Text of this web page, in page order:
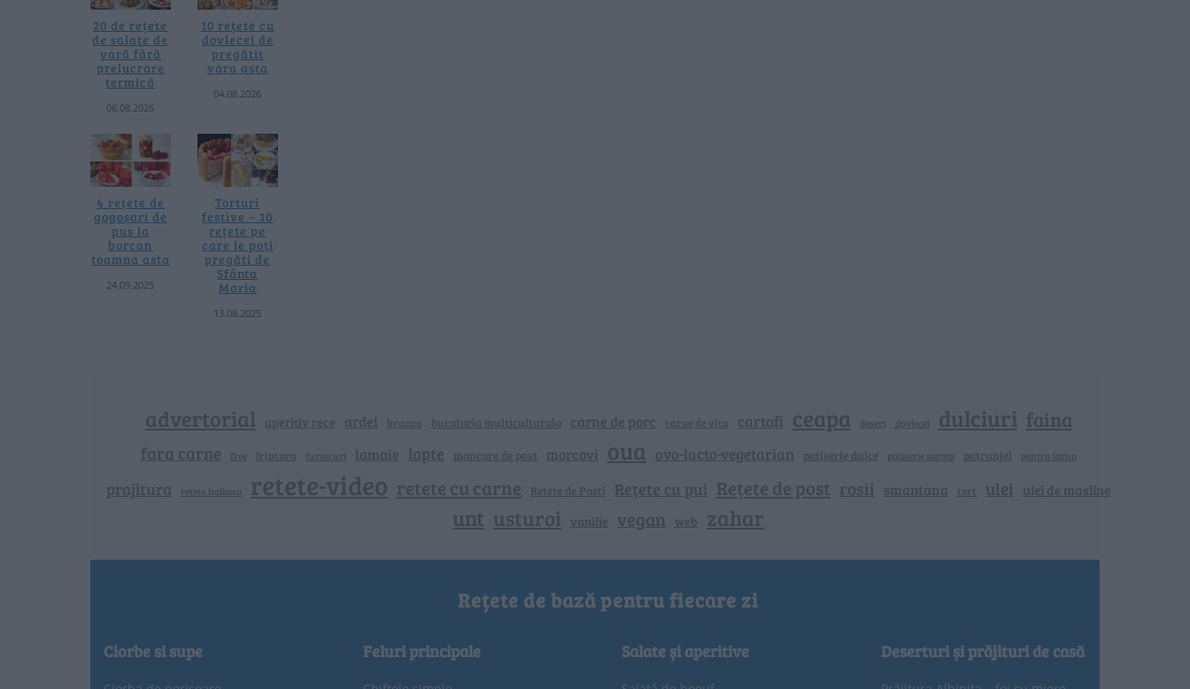
20 de rețete
de salate de
vară fără
prelucrare
termică
06.08.2026
10 rețete cu
dovlecei de
pregătit
vara asta
04.08.2026
4 rețete de
gogoșari de
pus la
borcan
toamna asta
24.09.2025
Torturi
festive – 10
rețete pe
care le poți
pregăti de
Sfânta
Maria
13.08.2025
advertorial aperitiv rece ardei branza bucataria multiculturala carne de porc carne de vita cartofi ceapa desert dovlecei dulciuri faina
fara carne free friptura fursecuri lamaie lapte mancare de post morcovi oua ovo-lacto-vegetarian patiserie dulce patiserie sarata patrunjel pentru iarna
prajitura reteta italiana retete-video retete cu carne Retete de Pasti Rețete cu pui Rețete de post rosii smantana tort ulei ulei de masline
unt usturoi vanilie vegan web zahar
Rețete de bază pentru fiecare zi
Ciorbe si supe Feluri principale Salate și aperitive Deserturi și prăjituri de casă